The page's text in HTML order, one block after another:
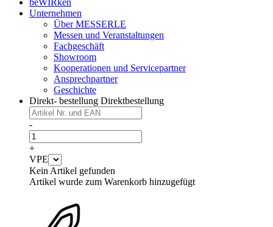
beWIRken
Unternehmen
Über MESSERLE
Messen und Veranstaltungen
Fachgeschäft
Showroom
Kooperationen und Servicepartner
Ansprechpartner
Geschichte
Direkt- bestellung Direktbestellung
-
+
VPE
Kein Artikel gefunden
Artikel wurde zum Warenkorb hinzugefügt